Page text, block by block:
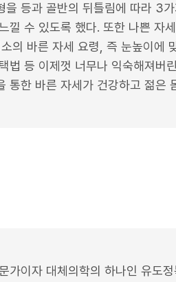
을 등과 골반의 뒤틀림에 따라 3
낄 수 있도록 했다. 또한 나쁜 자
의 바른 자세 요령, 즉 눈높이에
법 등 이제껏 너무나 익숙해져버
통한 바른 자세가 건강하고 젊은
가이자 대체의학의 하나인 유도